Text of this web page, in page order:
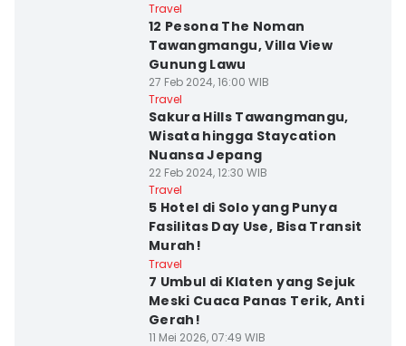
Travel
12 Pesona The Noman
Tawangmangu, Villa View
Gunung Lawu
27 Feb 2024, 16:00 WIB
Travel
Sakura Hills Tawangmangu,
Wisata hingga Staycation
Nuansa Jepang
22 Feb 2024, 12:30 WIB
Travel
5 Hotel di Solo yang Punya
Fasilitas Day Use, Bisa Transit
Murah!
Travel
7 Umbul di Klaten yang Sejuk
Meski Cuaca Panas Terik, Anti
Gerah!
11 Mei 2026, 07:49 WIB